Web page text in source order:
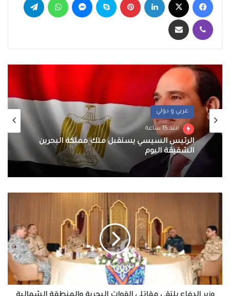
ڤايبر مشاركة عبر البريد
عربي و دولي
منذ 15 ساعة
الرئيس السيسي يستقبل ملك مملكة البحرين
الشقيقة اليوم
أخبار
منذ 16 ساعة
محافظ الجيزة يهنئ لواء حاتم حسن مدير أمن
الجيزة الجديد
مقاتلى
القوات
البحرية
والمنطقة
الشمالية
العسكرية
ويشاركهم